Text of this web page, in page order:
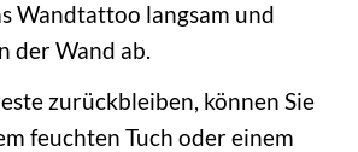
Wandtattoo langsam und
der Wand ab.
zurückbleiben, können Sie
feuchten Tuch oder einem